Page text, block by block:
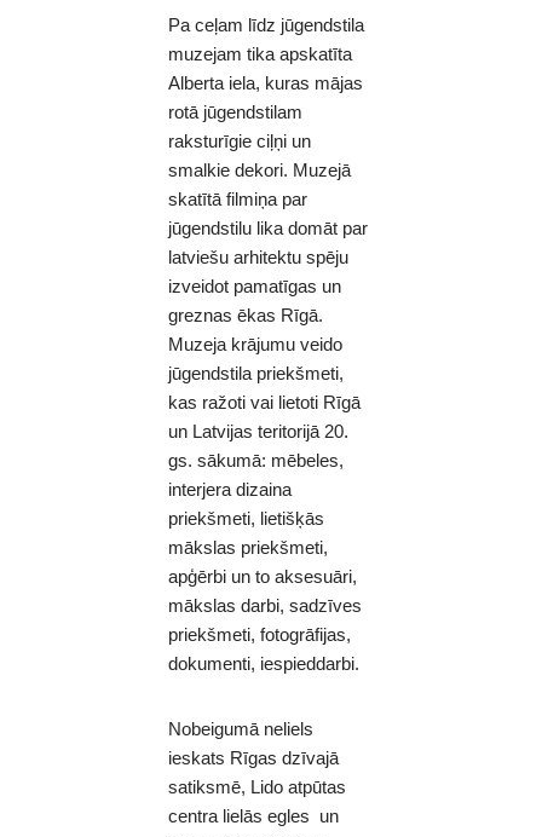
Pa ceļam līdz jūgendstila
muzejam tika apskatīta
Alberta iela, kuras mājas
rotā jūgendstilam
raksturīgie ciļņi un
smalkie dekori. Muzejā
skatītā filmiņa par
jūgendstilu lika domāt par
latviešu arhitektu spēju
izveidot pamatīgas un
greznas ēkas Rīgā.
Muzeja krājumu veido
jūgendstila priekšmeti,
kas ražoti vai lietoti Rīgā
un Latvijas teritorijā 20.
gs. sākumā: mēbeles,
interjera dizaina
priekšmeti, lietišķās
mākslas priekšmeti,
apģērbi un to aksesuāri,
mākslas darbi, sadzīves
priekšmeti, fotogrāfijas,
dokumenti, iespieddarbi.
Nobeigumā neliels
ieskats Rīgas dzīvajā
satiksmē, Lido atpūtas
centra lielās egles un